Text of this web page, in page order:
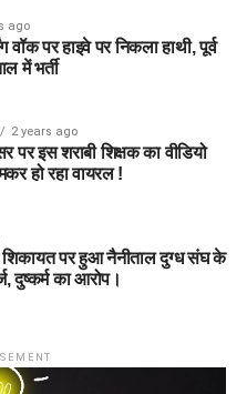
ago
वॉक पर हाइवे पर निकला हाथी, पूर्व
में भर्ती
2 years ago
पर इस शराबी शिक्षक का वीडियो
हो रहा वायरल !
पर हुआ नैनीताल दुग्ध संघ के
दुष्कर्म का आरोप।